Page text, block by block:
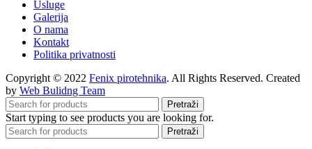
Usluge
Galerija
O nama
Kontakt
Politika privatnosti
Copyright © 2022 Fenix pirotehnika. All Rights Reserved. Created
by Web Bulidng Team
Pretraži
Start typing to see products you are looking for.
Pretraži